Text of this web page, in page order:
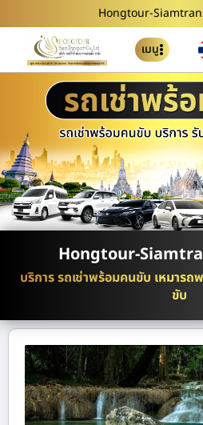
Hongtour-
เมนู
Hongtour-
บริการ รถเช่าพร้อมคนขับ เหมาร
ขับ